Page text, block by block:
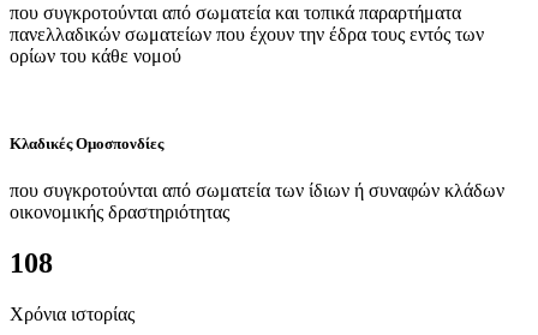
που συγκροτούνται από σωματεία και τοπικά παραρτήματα
πανελλαδικών σωματείων που έχουν την έδρα τους εντός των
ορίων του κάθε νομού
Κλαδικές Ομοσπονδίες
που συγκροτούνται από σωματεία των ίδιων ή συναφών κλάδων
οικονομικής δραστηριότητας
108
Χρόνια ιστορίας